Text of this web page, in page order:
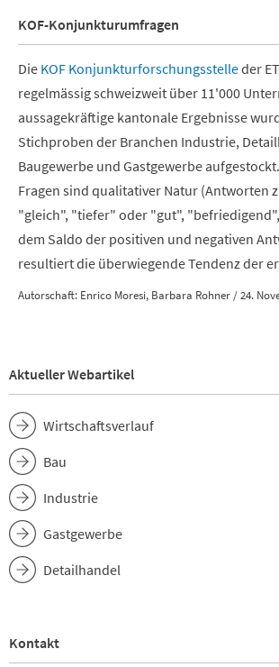
KOF-Konjunkturumfragen
Die KOF Konjunkturforschungsstelleder
regelmässig schweizweit über 11'000
aussagekräftige kantonale Ergebnisse
Stichproben der Branchen Industrie,
Baugewerbe und Gastgewerbe
Fragen sind qualitativer Natur (Antworten
"gleich", "tiefer" oder "gut",
dem Saldo der positiven und negativen
resultiert die überwiegende Tendenz der
Autorschaft: Enrico Moresi, Barbara Rohner / 24.
Aktueller Webartikel
Wirtschaftsverlauf
Bau
Industrie
Gastgewerbe
Detailhandel
Kontakt